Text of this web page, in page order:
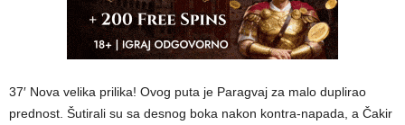
37′ Nova velika prilika! Ovog puta je Paragvaj za malo duplirao
prednost. Šutirali su sa desnog boka nakon kontra-napada, a Čakir